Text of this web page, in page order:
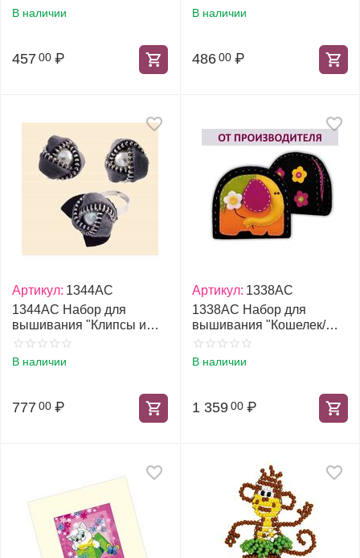
В наличии
457 00 ₽
В наличии
486 00 ₽
Артикул: 1344АС
1344АС Набор для
вышивания "Клипсы и
перстень Розочки"
В наличии
777 00 ₽
Артикул: 1338АС
1338АС Набор для
вышивания "Кошелек/
косметичка Слон"
В наличии
1 359 00 ₽